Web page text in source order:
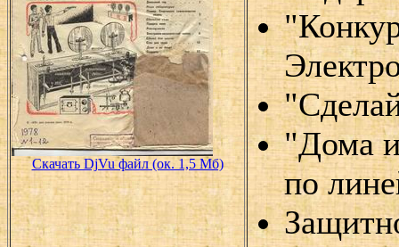
Скачать DjVu файл (ок. 1,5 Мб)
"Дома
по